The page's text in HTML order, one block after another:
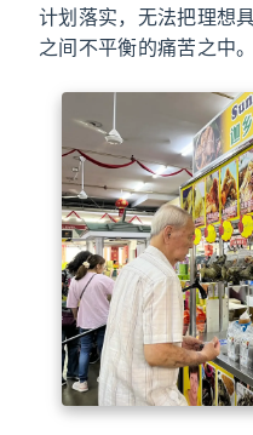
计划落实，无法把理想
之间不平衡的痛苦之中。